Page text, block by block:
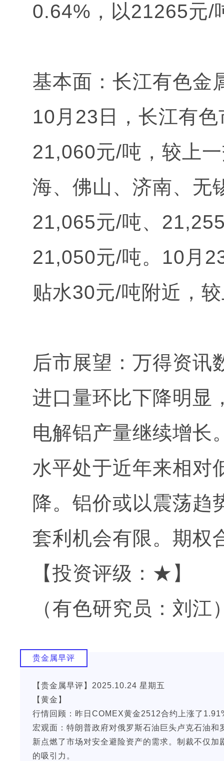
0.64%，以21265元/
基本面：长江有色金
10月23日，长江有
21,060元/吨，较上
海、佛山、济南、无
21,065元/吨、
21,050元/吨。10月
贴水30元/吨附近，
后市展望：万得资讯
进口量环比下降明显
电解铝产量继续增长
水平处于近年来相对
降。铝价或以震荡趋
套利机会有限。期权
【投资评级：★】
（有色研究员：刘江
贵金属早评
【贵金属早评】2025.10.24 星期五
【黄金】
行情回顾：昨日COMEX黄金2512合约上涨了
宏观面：特朗普政府对俄罗斯石油巨头卢克石油
新点燃了市场对安全避险资产的需求。制裁不仅
的吸引力。